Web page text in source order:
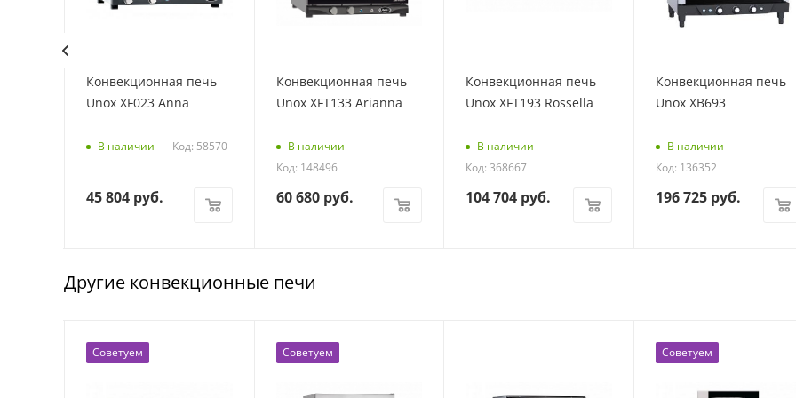
Конвекционная печь
Unox XF023 Anna
В наличии Код: 58570
45 804руб.
Конвекционная печь
Unox XFT133 Arianna
В наличии
Код: 148496
60 680руб.
Конвекционная печь
Unox XFT193 Rossella
В наличии
Код: 368667
104 704 руб.
Конвекционная печь
Unox XB693
В наличии
Код: 136352
196 725 руб.
Другие конвекционные печи
Советуем Советуем Советуем